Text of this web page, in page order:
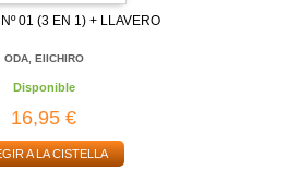
01 (3 EN 1) + LLAVERO
ODA, EIICHIRO
Disponible
16,95 €
A LA CISTELLA